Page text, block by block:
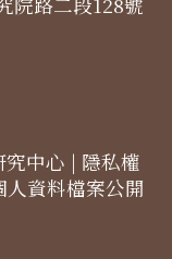
中心 | 隱私權
人資料檔案公開